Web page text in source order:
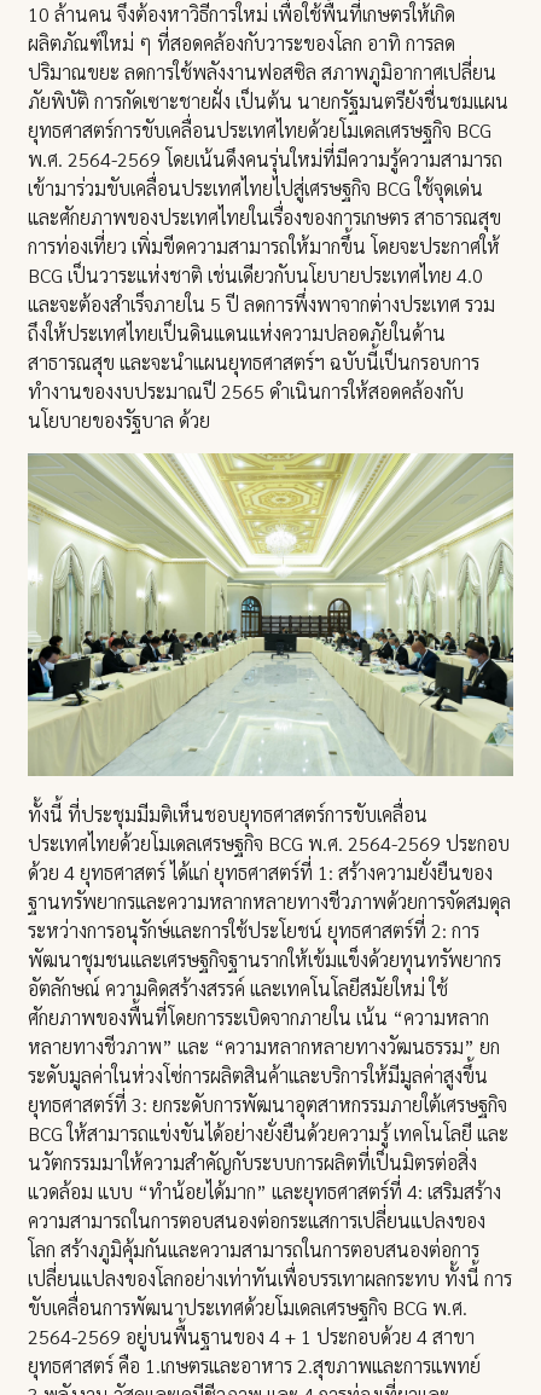
10 ล้านคน จึงต้องหาวิธีการใหม่ เพื่อใช้พื้นที่เกษตรให้เกิด
ผลิตภัณฑ์ใหม่ ๆ ที่สอดคล้องกับวาระของโลก อาทิ การลด
ปริมาณขยะ ลดการใช้พลังงานฟอสซิล สภาพภูมิอากาศเปลี่ยน
ภัยพิบัติ การกัดเซาะชายฝั่ง เป็นต้น นายกรัฐมนตรียังชื่นชมแผน
ยุทธศาสตร์การขับเคลื่อนประเทศไทยด้วยโมเดลเศรษฐกิจ BCG
พ.ศ. 2564-2569 โดยเน้นดึงคนรุ่นใหม่ที่มีความรู้ความสามารถ
เข้ามาร่วมขับเคลื่อนประเทศไทยไปสู่เศรษฐกิจ BCG ใช้จุดเด่น
และศักยภาพของประเทศไทยในเรื่องของการเกษตร สาธารณสุข
การท่องเที่ยว เพิ่มขีดความสามารถให้มากขึ้น โดยจะประกาศให้
BCG เป็นวาระแห่งชาติ เช่นเดียวกับนโยบายประเทศไทย 4.0
และจะต้องสำเร็จภายใน 5 ปี ลดการพึ่งพาจากต่างประเทศ รวม
ถึงให้ประเทศไทยเป็นดินแดนแห่งความปลอดภัยในด้าน
สาธารณสุข และจะนำแผนยุทธศาสตร์ฯ ฉบับนี้เป็นกรอบการ
ทำงานของงบประมาณปี 2565 ดำเนินการให้สอดคล้องกับ
นโยบายของรัฐบาล ด้วย
ทั้งนี้ ที่ประชุมมีมติเห็นชอบยุทธศาสตร์การขับเคลื่อน
ประเทศไทยด้วยโมเดลเศรษฐกิจ BCG พ.ศ. 2564-2569 ประกอบ
ด้วย 4 ยุทธศาสตร์ ได้แก่ ยุทธศาสตร์ที่ 1: สร้างความยั่งยืนของ
ฐานทรัพยากรและความหลากหลายทางชีวภาพด้วยการจัดสมดุล
ระหว่างการอนุรักษ์และการใช้ประโยชน์ ยุทธศาสตร์ที่ 2: การ
พัฒนาชุมชนและเศรษฐกิจฐานรากให้เข้มแข็งด้วยทุนทรัพยากร
อัตลักษณ์ ความคิดสร้างสรรค์ และเทคโนโลยีสมัยใหม่ ใช้
ศักยภาพของพื้นที่โดยการระเบิดจากภายใน เน้น “ความหลาก
หลายทางชีวภาพ” และ “ความหลากหลายทางวัฒนธรรม” ยก
ระดับมูลค่าในห่วงโซ่การผลิตสินค้าและบริการให้มีมูลค่าสูงขึ้น
ยุทธศาสตร์ที่ 3: ยกระดับการพัฒนาอุตสาหกรรมภายใต้เศรษฐกิจ
BCG ให้สามารถแข่งขันได้อย่างยั่งยืนด้วยความรู้ เทคโนโลยี และ
นวัตกรรมมาให้ความสำคัญกับระบบการผลิตที่เป็นมิตรต่อสิ่ง
แวดล้อม แบบ “ทำน้อยได้มาก” และยุทธศาสตร์ที่ 4: เสริมสร้าง
ความสามารถในการตอบสนองต่อกระแสการเปลี่ยนแปลงของ
โลก สร้างภูมิคุ้มกันและความสามารถในการตอบสนองต่อการ
เปลี่ยนแปลงของโลกอย่างเท่าทันเพื่อบรรเทาผลกระทบ ทั้งนี้ การ
ขับเคลื่อนการพัฒนาประเทศด้วยโมเดลเศรษฐกิจ BCG พ.ศ.
2564-2569 อยู่บนพื้นฐานของ 4 + 1 ประกอบด้วย 4 สาขา
ยุทธศาสตร์ คือ 1.เกษตรและอาหาร 2.สุขภาพและการแพทย์